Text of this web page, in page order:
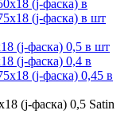
(j-фаска) в
(j-фаска) в шт
(j-фаска) 0,5 в шт
(j-фаска) 0,4 в
(j-фаска) 0,45 в
(j-фаска) 0,5 Satin